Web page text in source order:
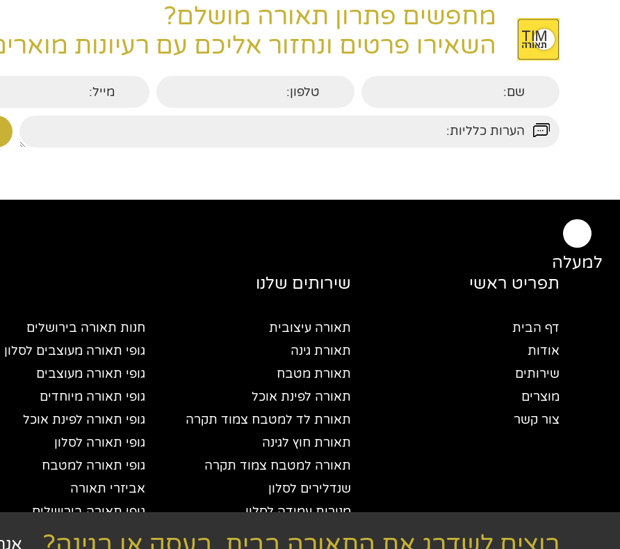
מחפשים פתרון תאורה מושלם?
השאירו פרטים ונחזור אליכם עם רעיונות
למעלה
תפריט ראשי
דף הבית
אודות
שירותים
מוצרים
צור קשר
שירותים שלנו
תאורה עיצובית
תאורת גינה
תאורת מטבח
תאורה לפינת אוכל
תאורת לד למטבח צמוד תקרה
תאורת חוץ לגינה
תאורה למטבח צמוד תקרה
שנדלירים לסלון
מנורות עמידה לסלון
יבואן תאורה
חנות תאורה בירושלים
גופי תאורה מעוצבים לסלון
גופי תאורה מעוצבים
גופי תאורה מיוחדים
גופי תאורה לפינת אוכל
גופי תאורה לסלון
גופי תאורה למטבח
אביזרי תאורה
גופי תאורה בירושלים